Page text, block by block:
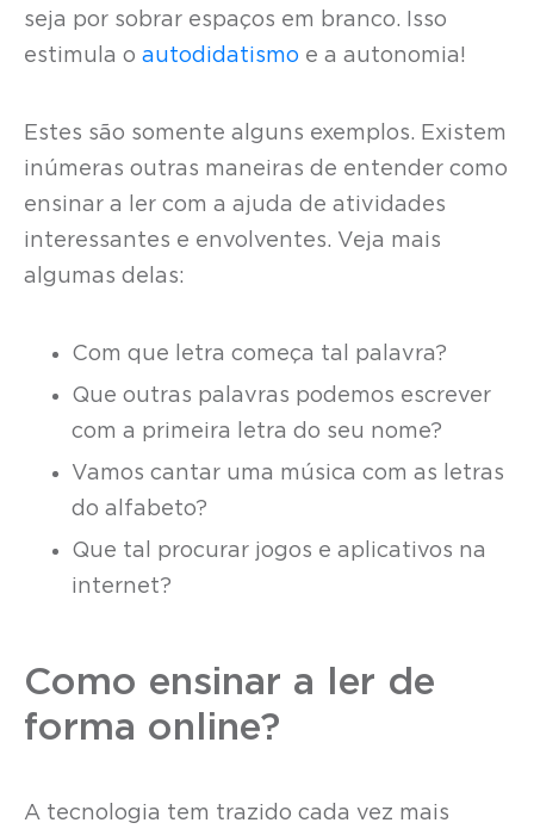
seja por sobrar espaços em branco. Isso
estimula o autodidatismo e a autonomia!
Estes são somente alguns exemplos. Existem
inúmeras outras maneiras de entender como
ensinar a ler com a ajuda de atividades
interessantes e envolventes. Veja mais
algumas delas:
Com que letra começa tal palavra?
Que outras palavras podemos escrever
com a primeira letra do seu nome?
Vamos cantar uma música com as letras
do alfabeto?
Que tal procurar jogos e aplicativos na
internet?
Como ensinar a ler de
forma online?
A tecnologia tem trazido cada vez mais